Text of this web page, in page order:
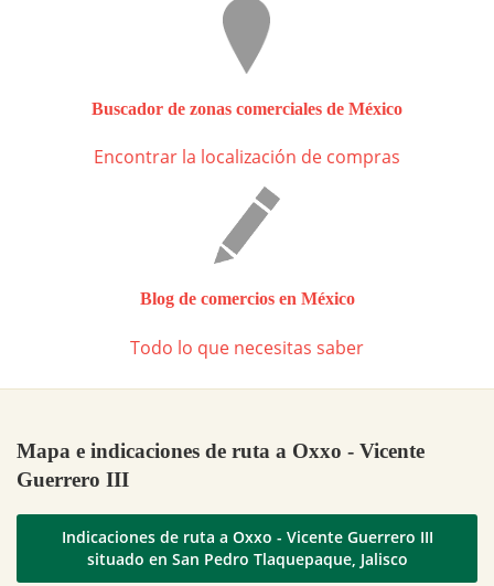
Buscador de zonas comerciales de México
Encontrar la localización de compras
Blog de comercios en México
Todo lo que necesitas saber
Mapa e indicaciones de ruta a Oxxo - Vicente
Guerrero III
Indicaciones de ruta a Oxxo - Vicente Guerrero III
situado en San Pedro Tlaquepaque, Jalisco